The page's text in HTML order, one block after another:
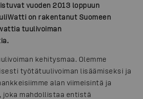
vuoden 2013 loppuun
on rakentanut Suomeen
tuulivoiman
kehitysmaa. Olemme
työtätuulivoiman lisäämiseksi ja
alan viimeisintä ja
joka mahdollistaa entistä